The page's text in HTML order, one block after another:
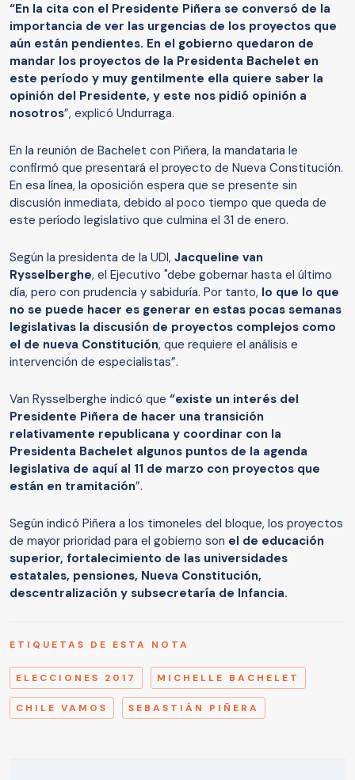
“En la cita con el Presidente Piñera se conversó de la
importancia de ver las urgencias de los proyectos que
aún están pendientes. En el gobierno quedaron de
mandar los proyectos de la Presidenta Bachelet en
este período y muy gentilmente ella quiere saber la
opinión del Presidente, y este nos pidió opinión a
nosotros”, explicó Undurraga.
En la reunión de Bachelet con Piñera, la mandataria le
confirmó que presentará el proyecto de Nueva Constitución.
En esa línea, la oposición espera que se presente sin
discusión inmediata, debido al poco tiempo que queda de
este período legislativo que culmina el 31 de enero.
Según la presidenta de la UDI, Jacqueline van
Rysselberghe, el Ejecutivo "debe gobernar hasta el último
día, pero con prudencia y sabiduría. Por tanto, lo que lo que
no se puede hacer es generar en estas pocas semanas
legislativas la discusión de proyectos complejos como
el de nueva Constitución, que requiere el análisis e
intervención de especialistas”.
Van Rysselberghe indicó que “existe un interés del
Presidente Piñera de hacer una transición
relativamente republicana y coordinar con la
Presidenta Bachelet algunos puntos de la agenda
legislativa de aquí al 11 de marzo con proyectos que
están en tramitación”.
Según indicó Piñera a los timoneles del bloque, los proyectos
de mayor prioridad para el gobierno son el de educación
superior, fortalecimiento de las universidades
estatales, pensiones, Nueva Constitución,
descentralización y subsecretaría de Infancia.
ETIQUETAS DE ESTA NOTA
ELECCIONES 2017 MICHELLE BACHELET
CHILE VAMOS SEBASTIÁN PIÑERA